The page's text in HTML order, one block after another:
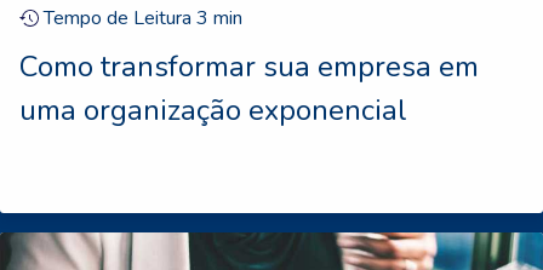
Tempo de Leitura 3 min
Como transformar sua empresa em
uma organização exponencial